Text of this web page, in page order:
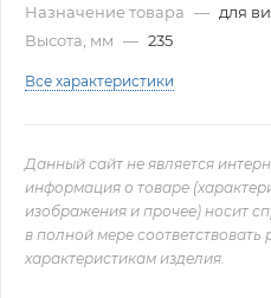
Назначение товара — для
Высота, мм — 235
Все характеристики
Данный сайт не является
информация о товаре
изображения и прочее) носит
в полной мере
характеристикам изделия.